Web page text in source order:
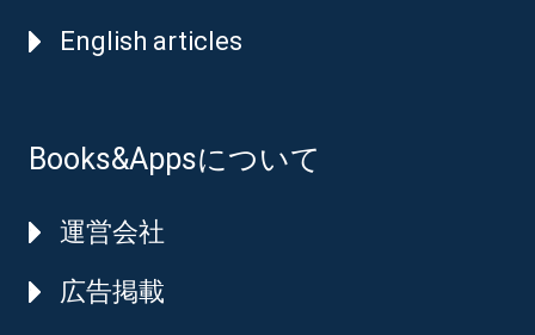
English articles
Books&Appsについて
運営会社
広告掲載